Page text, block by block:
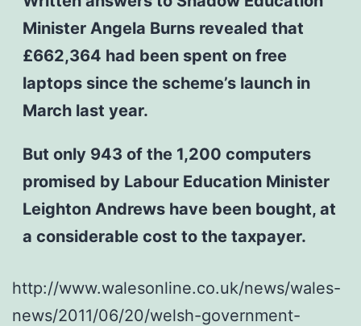
Minister Angela Burns revealed that
£662,364 had been spent on free
laptops since the scheme’s launch in
March last year.
But only 943 of the 1,200 computers
promised by Labour Education Minister
Leighton Andrews have been bought, at
a considerable cost to the taxpayer.
http://www.walesonline.co.uk/news/wales-
news/2011/06/20/welsh-government-